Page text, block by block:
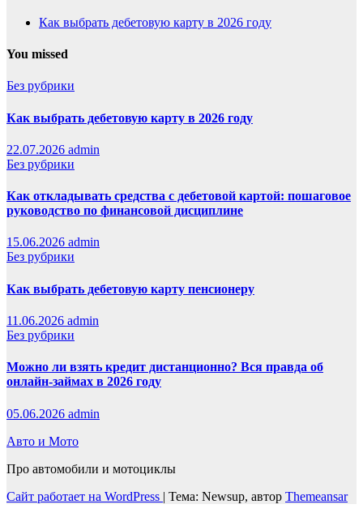
Как выбрать дебетовую карту в 2026 году
You missed
Без рубрики
Как выбрать дебетовую карту в 2026 году
22.07.2026 admin
Без рубрики
Как откладывать средства с дебетовой картой: пошаговое
руководство по финансовой дисциплине
15.06.2026 admin
Без рубрики
Как выбрать дебетовую карту пенсионеру
11.06.2026 admin
Без рубрики
Можно ли взять кредит дистанционно? Вся правда об
онлайн-займах в 2026 году
05.06.2026 admin
Авто и Мото
Про автомобили и мотоциклы
Сайт работает на WordPress | Тема: Newsup, автор Themeansar